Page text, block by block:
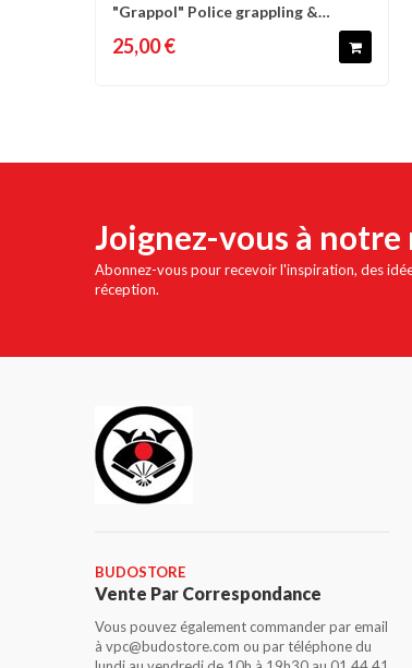
Comparer Liste d'envies
"Grappol" Police grappling &
25,00 €
Joignez-vous à
Abonnez-vous pour recevoir l'inspiration, des
réception.
BUDOSTORE
Vente Par Correspondance
Vous pouvez également commander par email
à vpc@budostore.com ou par téléphone du